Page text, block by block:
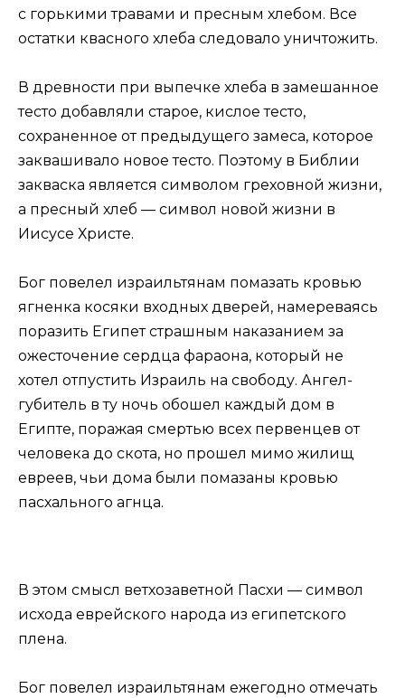
с горькими травами и пресным хлебом. Все
остатки квасного хлеба следовало уничтожить.
В древности при выпечке хлеба в замешанное
тесто добавляли старое, кислое тесто,
сохраненное от предыдущего замеса, которое
заквашивало новое тесто. Поэтому в Библии
закваска является символом греховной жизни,
а пресный хлеб — символ новой жизни в
Иисусе Христе.
Бог повелел израильтянам помазать кровью
ягненка косяки входных дверей, намереваясь
поразить Египет страшным наказанием за
ожесточение сердца фараона, который не
хотел отпустить Израиль на свободу. Ангел-
губитель в ту ночь обошел каждый дом в
Египте, поражая смертью всех первенцев от
человека до скота, но прошел мимо жилищ
евреев, чьи дома были помазаны кровью
пасхального агнца.
В этом смысл ветхозаветной Пасхи — символ
исхода еврейского народа из египетского
плена.
Бог повелел израильтянам ежегодно отмечать